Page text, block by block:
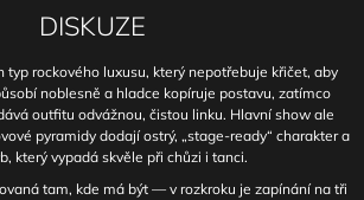
DISKUZE
typ rockového luxusu, který nepotřebuje křičet, aby
noblesně a hladce kopíruje postavu, zatímco
outfitu odvážnou, čistou linku. Hlavní show ale
pyramidy dodají ostrý, „stage-ready“ charakter a
který vypadá skvěle při chůzi i tanci.
tam, kde má být — v rozkroku je zapínání na tři